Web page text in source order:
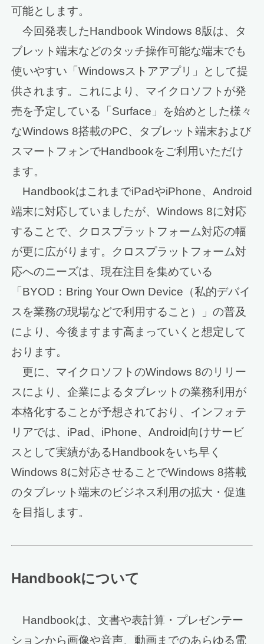
可能とします。
今回発表したHandbook Windows 8版は、タ
ブレット端末などのタッチ操作可能な端末でも
使いやすい「Windowsストアアプリ」として提
供されます。これにより、マイクロソフトが発
売を予定している「Surface」を始めとした様々
なWindows 8搭載のPC、タブレット端末および
スマートフォンでHandbookをご利用いただけ
ます。
HandbookはこれまでiPadやiPhone、Android
端末に対応していましたが、Windows 8に対応
することで、クロスプラットフォーム対応の幅
が更に広がります。クロスプラットフォーム対
応へのニーズは、現在注目を集めている
「BYOD：Bring Your Own Device（私的デバイ
スを業務の現場などで利用すること）」の普及
により、今後ますます高まっていくと想定して
おります。
更に、マイクロソフトのWindows 8のリリー
スにより、企業によるタブレットの業務利用が
本格化することが予想されており、インフォテ
リアでは、iPad、iPhone、Android向けサービ
スとして実績があるHandbookをいち早く
Windows 8に対応させることでWindows 8搭載
のタブレット端末のビジネス利用の拡大・促進
を目指します。
Handbookについて
Handbookは、文書や表計算・プレゼンテー
ションから画像や音声、動画までのあらゆる電